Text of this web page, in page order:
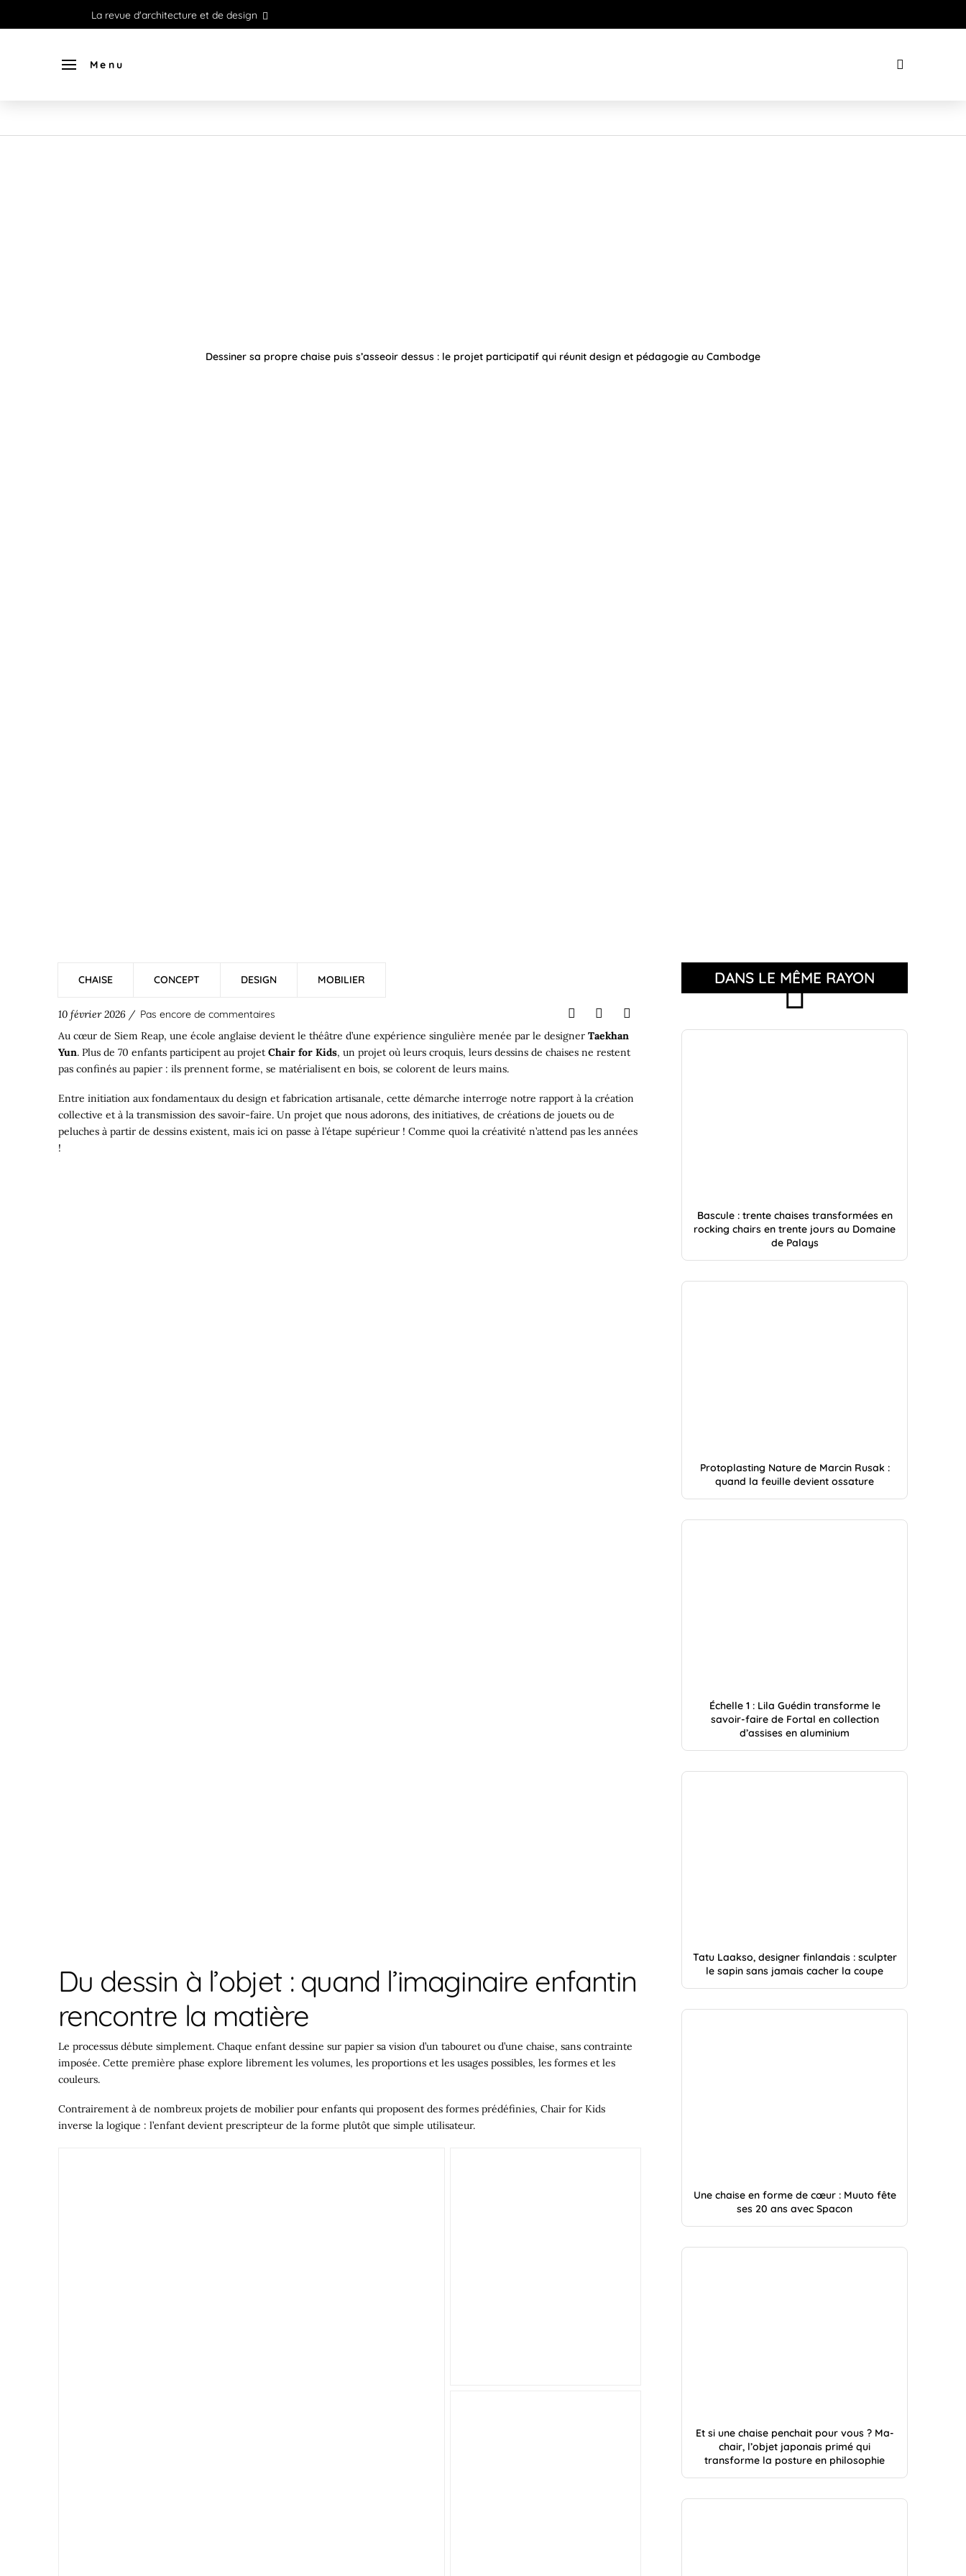
La revue d'architecture et de design
Menu
Dessiner sa propre chaise puis s’asseoir dessus : le projet participatif qui réunit design et pédagogie au Cambodge
CHAISE CONCEPT DESIGN MOBILIER
10 février 2026 / Pas encore de commentaires
Au cœur de Siem Reap, une école anglaise devient le théâtre d’une expérience singulière menée par le designer Taekhan
Yun. Plus de 70 enfants participent au projetChair for Kids, un projet où leurs croquis, leurs dessins de chaises ne restent
pas confinés au papier : ils prennent forme, se matérialisent en bois, se colorent de leurs mains.
Entre initiation aux fondamentaux du design et fabrication artisanale, cette démarche interroge notre rapport à la création
collective et à la transmission des savoir-faire. Un projet que nous adorons, des initiatives, de créations de jouets ou de
peluches à partir de dessins existent, mais ici on passe à l’étape supérieur ! Comme quoi la créativité n’attend pas les années
!
Du dessin à l’objet : quand l’imaginaire enfantin
rencontre la matière
Le processus débute simplement. Chaque enfant dessine sur papier sa vision d’un tabouret ou d’une chaise, sans contrainte
imposée. Cette première phase explore librement les volumes, les proportions et les usages possibles, les formes et les
couleurs.
Contrairement à de nombreuxprojets de mobilier pour enfantsqui proposent des formes prédéfinies, Chair for Kids
inverse la logique : l’enfant devient prescripteur de la forme plutôt que simple utilisateur.
DANS LE MÊME RAYON
Bascule : trente chaises transformées en
rocking chairs en trente jours au Domaine
de Palays
Protoplasting Nature de Marcin Rusak :
quand la feuille devient ossature
Échelle 1 : Lila Guédin transforme le
savoir-faire de Fortal en collection
d’assises en aluminium
Tatu Laakso, designer finlandais : sculpter
le sapin sans jamais cacher la coupe
Une chaise en forme de cœur : Muuto fête
ses 20 ans avec Spacon
Et si une chaise penchait pour vous ? Ma-
chair, l’objet japonais primé qui
transforme la posture en philosophie